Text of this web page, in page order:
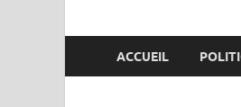
ACCUEIL